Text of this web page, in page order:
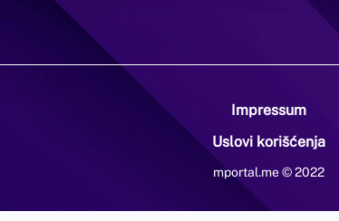
Impressum
Uslovi korišćenja
mportal.me © 2022